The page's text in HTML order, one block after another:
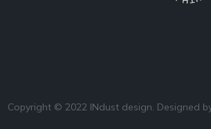
Copyright © 2022 INdust design. Designed